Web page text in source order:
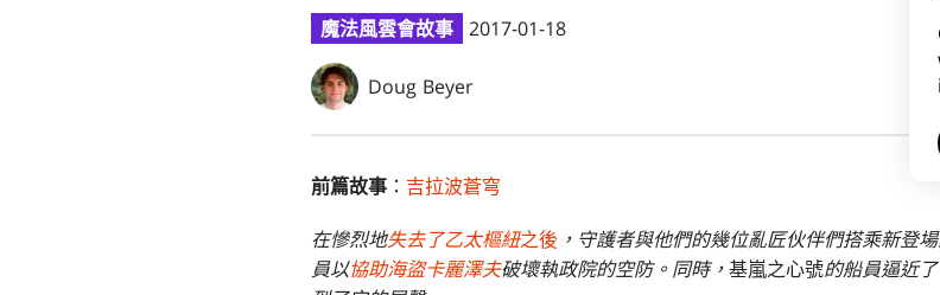
魔法風雲會故事 2017-01-18
Doug Beyer
前篇故事 ： 吉拉波蒼穹
在慘烈地失去了乙太樞紐之後 ，守護者與他們的幾位亂匠伙伴們搭乘新登
員以協助海盜卡麗澤夫破壞執政院的空防。同時， 基嵐之心號的船員逼近